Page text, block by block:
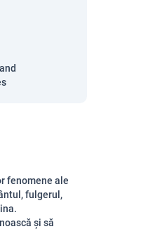
fenomene ale
fulgerul,
și să